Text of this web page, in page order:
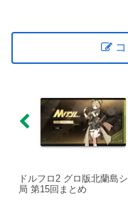
ドルフロ2 グロ版北蘭島
局 第15回まとめ